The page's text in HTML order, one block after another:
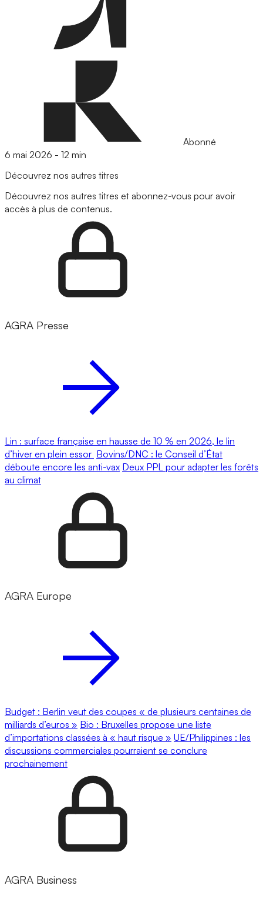
Abonné
6 mai 2026 - 12 min
Découvrez nos autres titres
Découvrez nos autres titres et abonnez-vous pour avoir
accès à plus de contenus.
AGRA Presse
Lin : surface française en hausse de 10 % en 2026, le lin
d’hiver en plein essor Bovins/DNC : le Conseil d’État
déboute encore les anti-vax Deux PPL pour adapter les forêts
au climat
AGRA Europe
Budget : Berlin veut des coupes « de plusieurs centaines de
milliards d’euros » Bio : Bruxelles propose une liste
d’importations classées à « haut risque » UE/Philippines : les
discussions commerciales pourraient se conclure
prochainement
AGRA Business